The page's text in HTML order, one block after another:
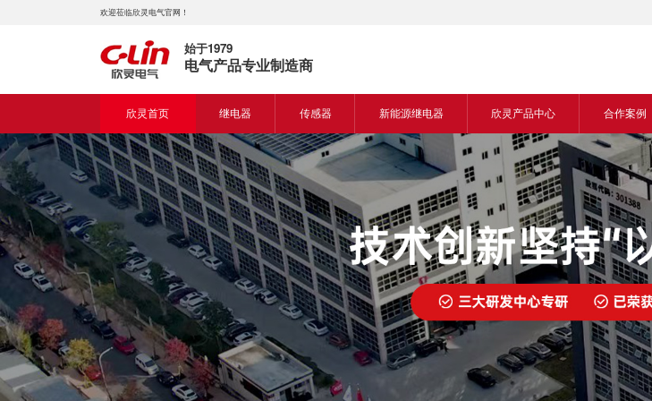
欢迎莅临欣灵电气官网！
始于1979
电气产品专业制造商
欣灵首页 继电器
时间继电器
固体继电器
计数继电器
液位继电器
电磁继电器及插座
传感器
接近开关
光电开关
编码器
热电偶
热电阻
新能源继电器
新能源交流继电器
新能源直流继电器
欣灵产品中心
继电器
传感器
电气传动与控制
仪器仪表
开关
合作案例
食品机械
机床行业
塑料机械
建筑机
包装机械